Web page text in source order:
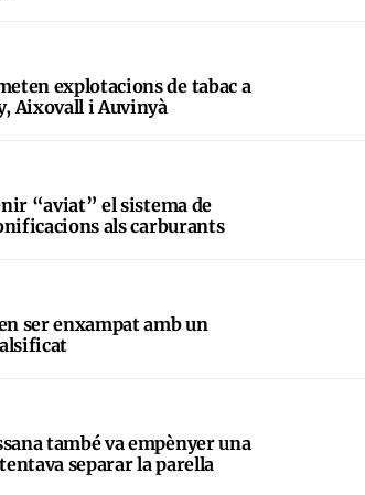
explotacions de tabac a
Aixovall i Auvinyà
“aviat” el sistema de
als carburants
ser enxampat amb un
també va empènyer una
separar la parella